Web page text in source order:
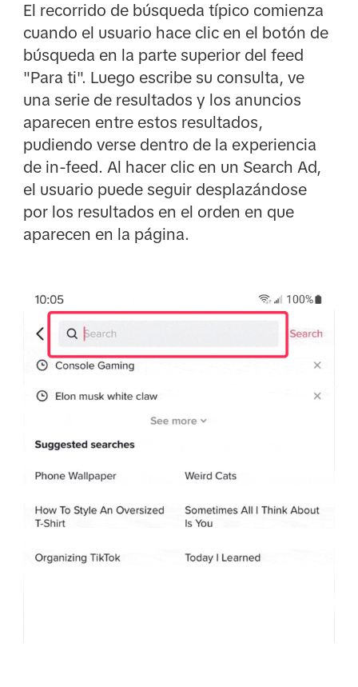
El recorrido de búsqueda típico comienza
cuando el usuario hace clic en el botón de
búsqueda en la parte superior del feed
"Para ti". Luego escribe su consulta, ve
una serie de resultados y los anuncios
aparecen entre estos resultados,
pudiendo verse dentro de la experiencia
de in-feed. Al hacer clic en un Search Ad,
el usuario puede seguir desplazándose
por los resultados en el orden en que
aparecen en la página.